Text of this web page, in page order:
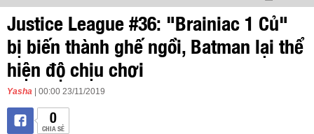
Justice League #36: "Brainiac 1 Củ"
bị biến thành ghế ngồi, Batman lại thể
hiện độ chịu chơi
Yasha | 00:00 23/11/2019
0
CHIA SẺ